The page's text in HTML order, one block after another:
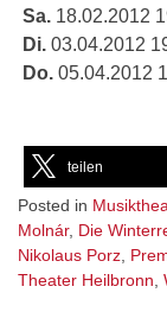
Sa. 18.02.2012
Di. 03.04.2012
Do. 05.04.2012
teilen
Posted in
Molnár, Die
Nikolaus Porz,
Theater Heilbronn,